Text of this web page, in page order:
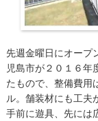
先週金曜日にオープ
児島市が２０１６年
たもので、整備費用
ル。舗装材にも工夫
手前に遊具、先には